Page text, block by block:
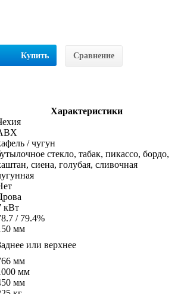
Купить Сравнение
Характеристики
/ чугун
стекло, табак, пикассо, бордо,
сиена, голубая, сливочная
кВт
/ 79.4%
мм
или верхнее
мм
мм
мм